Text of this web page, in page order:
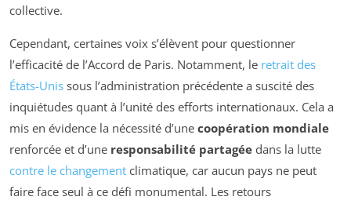
collective.
Cependant, certaines voix s’élèvent pour questionner
l’efficacité de l’Accord de Paris. Notamment, le retrait des
États-Unis sous l’administration précédente a suscité des
inquiétudes quant à l’unité des efforts internationaux. Cela a
mis en évidence la nécessité d’une coopération mondiale
renforcée et d’une responsabilité partagée dans la lutte
contre le changement climatique, car aucun pays ne peut
faire face seul à ce défi monumental. Les retours